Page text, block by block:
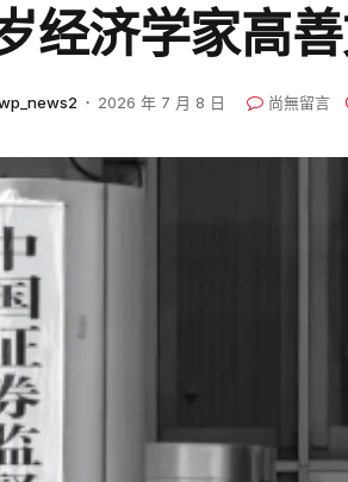
经济学家高
2026 年 7 月 8 日 尚無留言